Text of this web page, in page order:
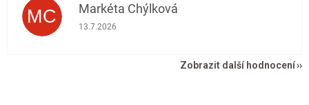
MC Markéta Chýlková
Hodnocení obchodu je 5 z 5 hvězdiček.
13.7.2026
Zobrazit další hodnocení